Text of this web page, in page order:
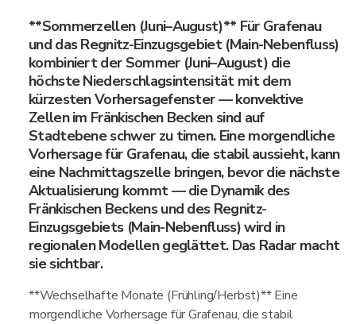
**Sommerzellen (Juni–August)** Für Grafenau
und das Regnitz-Einzugsgebiet (Main-Nebenfluss)
kombiniert der Sommer (Juni–August) die
höchste Niederschlagsintensität mit dem
kürzesten Vorhersagefenster — konvektive
Zellen im Fränkischen Becken sind auf
Stadtebene schwer zu timen. Eine morgendliche
Vorhersage für Grafenau, die stabil aussieht, kann
eine Nachmittagszelle bringen, bevor die nächste
Aktualisierung kommt — die Dynamik des
Fränkischen Beckens und des Regnitz-
Einzugsgebiets (Main-Nebenfluss) wird in
regionalen Modellen geglättet. Das Radar macht
sie sichtbar.
**Wechselhafte Monate (Frühling/Herbst)** Eine
morgendliche Vorhersage für Grafenau, die stabil